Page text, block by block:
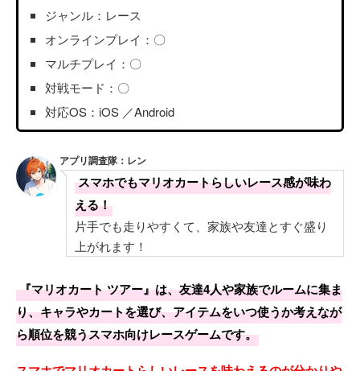
ジャンル：レース
オンラインプレイ：〇
マルチプレイ：〇
対戦モード：〇
対応OS：iOS ／Android
アプリ調査隊：レン
スマホでもマリオカートらしいレース感が味わ
える！
片手でも走りやすくて、家族や友達とすぐ盛り
上がれます！
『マリオカート ツアー』は、友達4人や家族でルームに集ま
り、キャラやカートを選び、アイテムをいつ使うか考えなが
ら順位を競うスマホ向けレースゲームです。